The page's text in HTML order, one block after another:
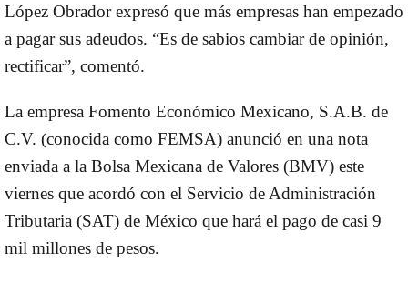
López Obrador expresó que más empresas han empezado
a pagar sus adeudos. “Es de sabios cambiar de opinión,
rectificar”, comentó.
La empresa Fomento Económico Mexicano, S.A.B. de
C.V. (conocida como FEMSA) anunció en una nota
enviada a la Bolsa Mexicana de Valores (BMV) este
viernes que acordó con el Servicio de Administración
Tributaria (SAT) de México que hará el pago de casi 9
mil millones de pesos.